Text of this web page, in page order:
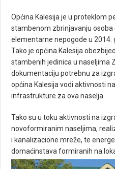
Općina Kalesija je u proteklom
stambenom zbrinjavanju osoba
elementarne nepogode u 2014.
Tako je općina Kalesija
stambenih jedinica u naseljima
dokumentaciju potrebnu za
općina Kalesija vodi aktivnosti
infrastrukture za ova naselja.
Tako su u toku aktivnosti na
novoformiranim naseljima,
i kanalizacione mreže, te
domaćinstava formiranih na